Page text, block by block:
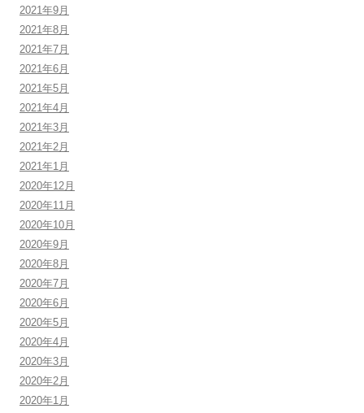
2021年9月
2021年8月
2021年7月
2021年6月
2021年5月
2021年4月
2021年3月
2021年2月
2021年1月
2020年12月
2020年11月
2020年10月
2020年9月
2020年8月
2020年7月
2020年6月
2020年5月
2020年4月
2020年3月
2020年2月
2020年1月